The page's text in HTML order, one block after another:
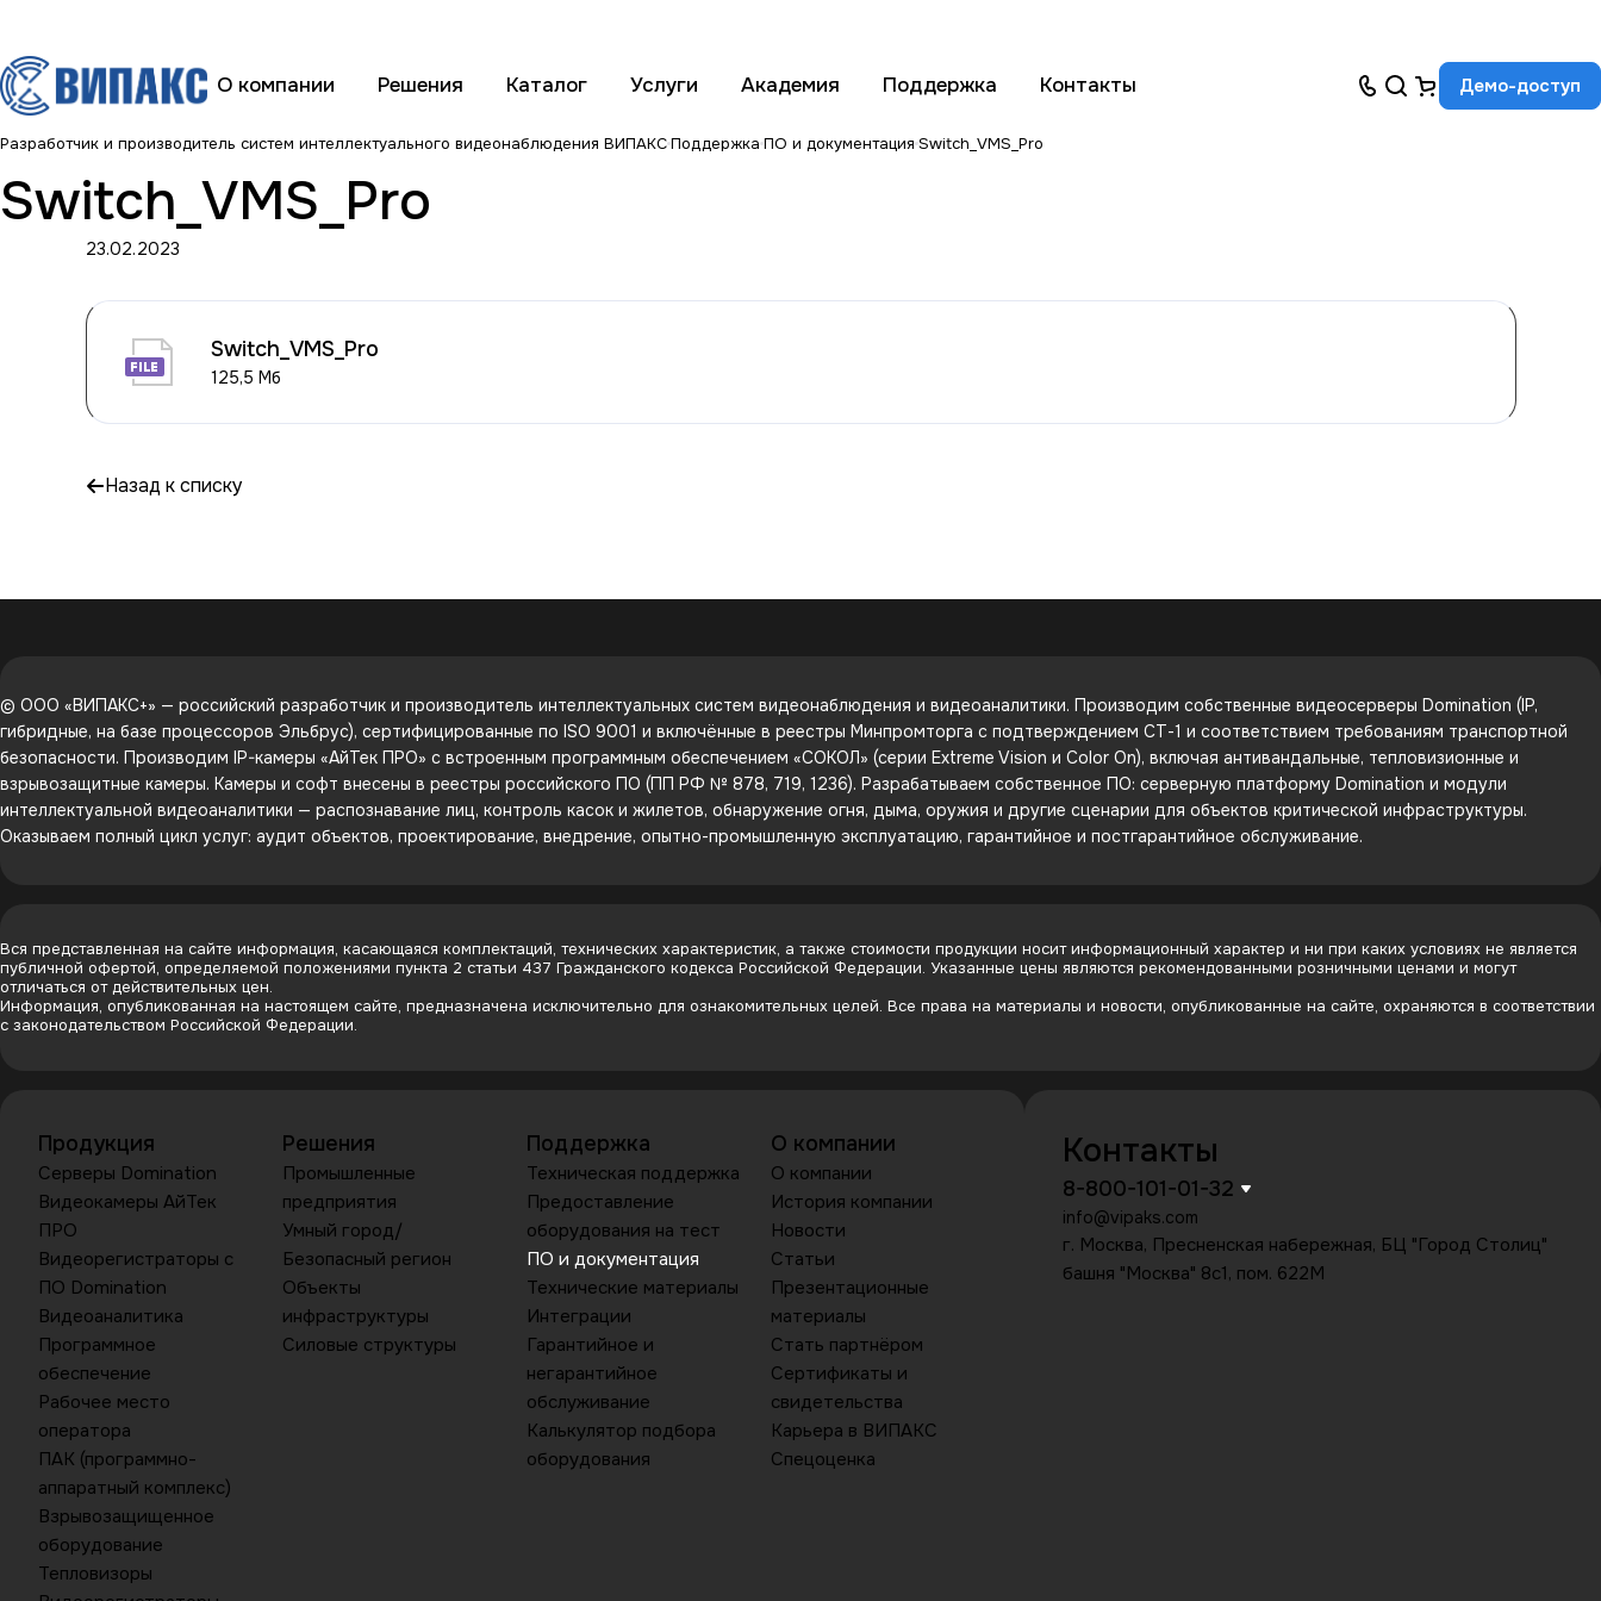
О компании Решения Каталог Услуги Академия Поддержка Контакты Демо-доступ
Разработчик и производитель систем интеллектуального видеонаблюдения ВИПАКСПоддержка ПО и документация Switch_VMS_Pro
Switch_VMS_Pro
23.02.2023
Switch_VMS_Pro
125,5 Мб
Назад к списку
© ООО «ВИПАКС+» — российский разработчик и производитель интеллектуальных систем видеонаблюдения и видеоаналитики. Производим собственные видеосерверы Domination (IP,
гибридные, на базе процессоров Эльбрус), сертифицированные по ISO 9001 и включённые в реестры Минпромторга с подтверждением СТ-1 и соответствием требованиям транспортной
безопасности. Производим IP-камеры «АйТек ПРО» с встроенным программным обеспечением «СОКОЛ» (серии Extreme Vision и Color On), включая антивандальные, тепловизионные и
взрывозащитные камеры. Камеры и софт внесены в реестры российского ПО (ПП РФ № 878, 719, 1236). Разрабатываем собственное ПО: серверную платформу Domination и модули
интеллектуальной видеоаналитики — распознавание лиц, контроль касок и жилетов, обнаружение огня, дыма, оружия и другие сценарии для объектов критической инфраструктуры.
Оказываем полный цикл услуг: аудит объектов, проектирование, внедрение, опытно-промышленную эксплуатацию, гарантийное и постгарантийное обслуживание.
Вся представленная на сайте информация, касающаяся комплектаций, технических характеристик, а также стоимости продукции носит информационный характер и ни при каких условиях не является
публичной офертой, определяемой положениями пункта 2 статьи 437 Гражданского кодекса Российской Федерации. Указанные цены являются рекомендованными розничными ценами и могут
отличаться от действительных цен.
Информация, опубликованная на настоящем сайте, предназначена исключительно для ознакомительных целей. Все права на материалы и новости, опубликованные на сайте, охраняются в соответствии
с законодательством Российской Федерации.
Продукция
Серверы Domination
Видеокамеры АйТек
ПРО
Видеорегистраторы с
ПО Domination
Видеоаналитика
Программное
обеспечение
Рабочее место
оператора
ПАК (программно-
аппаратный комплекс)
Взрывозащищенное
оборудование
Тепловизоры
Решения
Промышленные
предприятия
Умный город/
Безопасный регион
Объекты
инфраструктуры
Силовые структуры
Поддержка
Техническая поддержка
Предоставление
оборудования на тест
ПО и документация
Технические материалы
Интеграции
Гарантийное и
негарантийное
обслуживание
Калькулятор подбора
оборудования
О компании
О компании
История компании
Новости
Статьи
Презентационные
материалы
Стать партнёром
Сертификаты и
свидетельства
Карьера в ВИПАКС
Спецоценка
Контакты
8-800-101-01-32
info@vipaks.com
г. Москва, Пресненская набережная, БЦ "Город Столиц"
башня "Москва" 8с1, пом. 622М